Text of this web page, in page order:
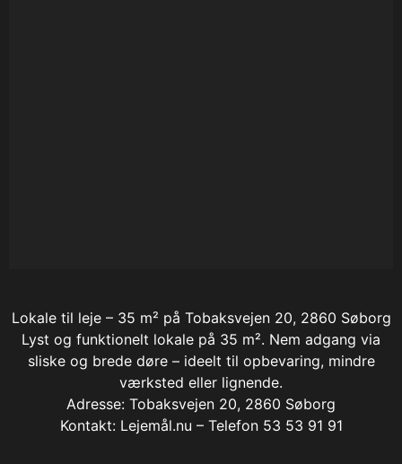
Lokale til leje – 35 m² på Tobaksvejen 20, 2860 Søborg
Lyst og funktionelt lokale på 35 m². Nem adgang via
sliske og brede døre – ideelt til opbevaring, mindre
værksted eller lignende.
Adresse: Tobaksvejen 20, 2860 Søborg
Kontakt: Lejemål.nu – Telefon 53 53 91 91